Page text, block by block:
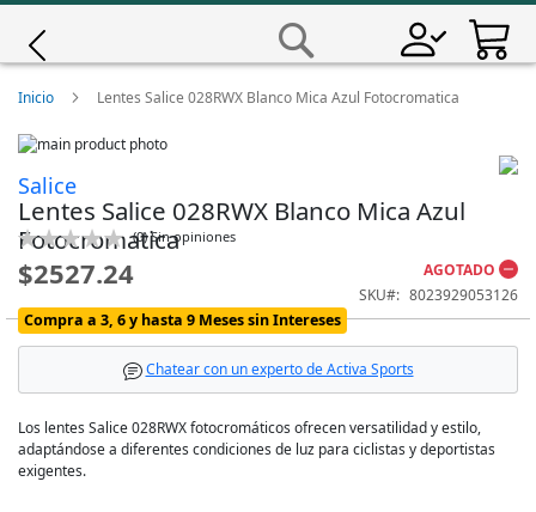
Saltar
Contenido
Inicio Lentes Salice 028RWX Blanco Mica Azul Fotocromatica
Skip
the
end
of
the
images
to
the
beginning
of
the
gallery
Salice
Lentes Salice 028RWX Blanco Mica Azul
Fotocromatica
Calificación:
0
100
(0)Sin opiniones
$2527.24
AGOTADO
SKU
8023929053126
Compra a 3, 6 y hasta 9 Meses sin Intereses
Chatear con un experto de Activa Sports
Los lentes Salice 028RWX fotocromáticos ofrecen versatilidad y estilo,
adaptándose a diferentes condiciones de luz para ciclistas y deportistas
exigentes.
Giro
Iscali
Magene
MET
Wahoo